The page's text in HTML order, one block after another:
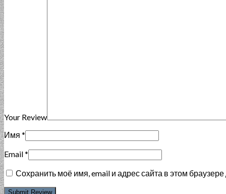
Your Review
Имя *
Email*
Сохранить моё имя, email и адрес сайта в этом